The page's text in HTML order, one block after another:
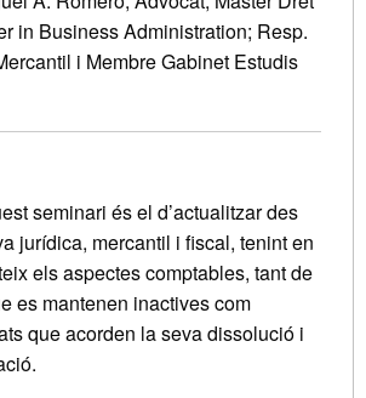
in Business Administration; Resp.
i Membre Gabinet Estudis
seminari és el d’actualitzar des
jurídica, mercantil i fiscal, tenint en
els aspectes comptables, tant de
es mantenen inactives com
que acorden la seva dissolució i